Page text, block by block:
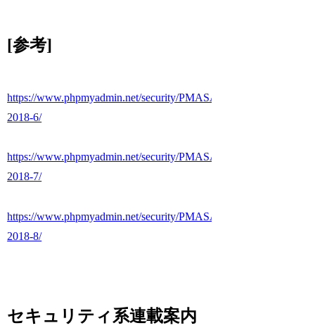
[参考]
https://www.phpmyadmin.net/security/PMASA-
2018-6/
https://www.phpmyadmin.net/security/PMASA-
2018-7/
https://www.phpmyadmin.net/security/PMASA-
2018-8/
セキュリティ系連載案内